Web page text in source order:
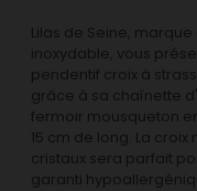
Lilas de Seine,
inoxydable, vous
pendentif croix à
grâce à sa chaînette
fermoir mousqueton
15 cm de long. La
cristaux sera parfait
garanti